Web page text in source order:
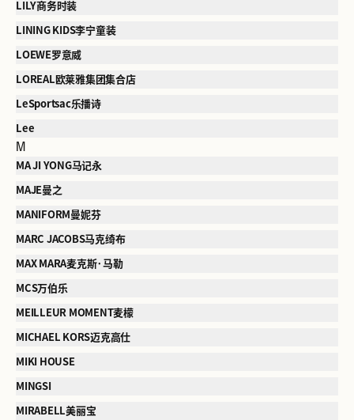
LILY商务时装
LINING KIDS李宁童装
LOEWE罗意威
LOREAL欧莱雅集团集合店
LeSportsac乐播诗
Lee
M
MA JI YONG马记永
MAJE曼之
MANIFORM曼妮芬
MARC JACOBS马克绮布
MAX MARA麦克斯·马勒
MCS万伯乐
MEILLEUR MOMENT麦檬
MICHAEL KORS迈克高仕
MIKI HOUSE
MINGSI
MIRABELL美丽宝